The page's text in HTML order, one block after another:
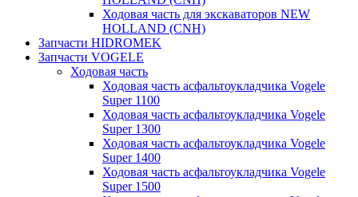
Ходовая часть для экскаваторов NEW
HOLLAND (CNH)
Запчасти HIDROMEK
Запчасти VOGELE
Ходовая часть
Ходовая часть асфальтоукладчика Vogele
Super 1100
Ходовая часть асфальтоукладчика Vogele
Super 1300
Ходовая часть асфальтоукладчика Vogele
Super 1400
Ходовая часть асфальтоукладчика Vogele
Super 1500